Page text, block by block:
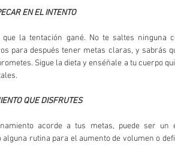
EN EL INTENTO
la tentación gané. No te saltes ninguna
para después tener metas claras, y sabrás
Sigue la dieta y enséñale a tu cuerpo
QUE DISFRUTES
acorde a tus metas, puede ser un
alguna rutina para el aumento de volumen o